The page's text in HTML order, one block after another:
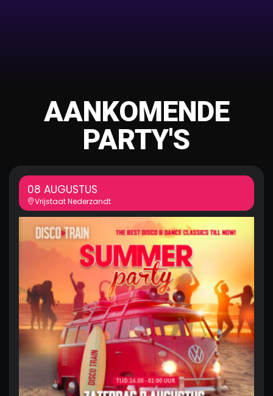
AANKOMENDE
PARTY'S
08 AUGUSTUS
Vrijstaat Nederzandt